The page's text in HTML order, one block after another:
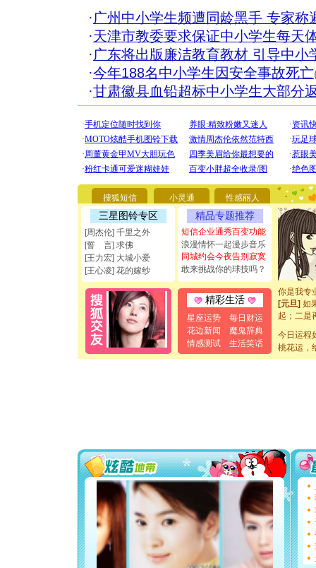
·广州中小学生频遭同龄黑手 专家称
·天津市教委要求保证中小学生每天
·广东将出版廉洁教育教材 引导中小
·今年188名中小学生因安全事故死亡
·甘肃徽县血铅超标中小学生大部分
搜狐短信 小灵通 性感丽人
三星图铃专区
[周杰伦] 千里之外
[誓 言] 求佛
[王力宏] 大城小爱
[王心凌] 花的嫁纱
精品专题推荐
短信企业通秀百变功能
浪漫情怀一起漫步音乐
同城约会今夜告别寂寞
敢来挑战你的球技吗？
精彩生活
星座运势
每日财运
花边新闻
魔鬼辞典
情感测试
生活笑话
[圣诞节]
要平安！
[圣诞节]
能正大光
都要快乐
[圣诞节]
如意,快
[元旦]看
断电。爱
你是我专
[元旦]如
起；二是
离。水晶
[元旦]当
泣，这痛
卖了。水
你太多，
要平安
[圣诞节]
能正大
都要快乐
[圣诞节]
如意,快
[元旦]
看
断电。
你是我
今日运程
桃花运，